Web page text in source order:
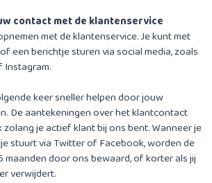
contact met de klantenservice
met de klantenservice. Je kunt met
een berichtje sturen via social media, zoals
Instagram.
keer sneller helpen door jouw
De aantekeningen over het klantcontact
je actief klant bij ons bent. Wanneer je
stuurt via Twitter of Facebook, worden de
maanden door ons bewaard, of korter als jij
verwijdert.